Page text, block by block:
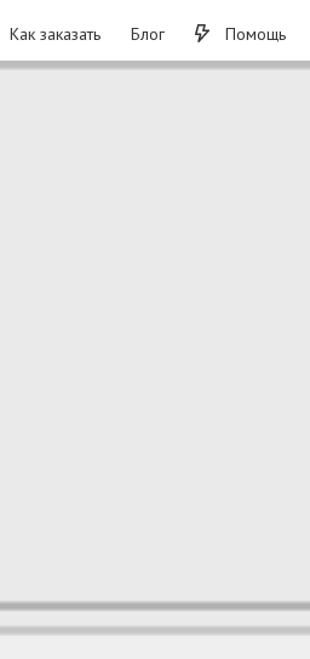
Как заказать Блог Помощь